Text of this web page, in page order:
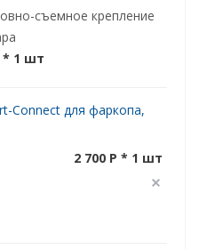
съемное крепление
* 1 шт
Connect для фаркопа,
2 700 P * 1 шт